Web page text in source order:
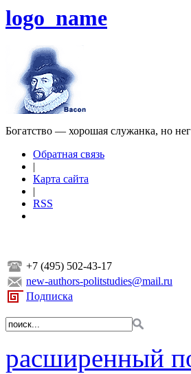
logo_name
Богатство — хорошая служанка, но
Обратная связь
|
Карта сайта
|
RSS
+7 (495) 502-43-17
new-authors-politstudies@mail.ru
Подписка
расширенный